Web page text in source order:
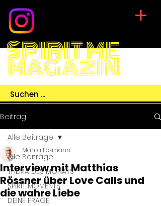
SPIRIT ME
MAGAZIN
Beitrag
Alle Beiträge
THEMA DES MONATS
SPIRIT MOMENTS
DEINE FRAGE
Alle Beiträge
Interview mit Matthias
Rössner über Love Calls und
die wahre Liebe
Marita Eckmann